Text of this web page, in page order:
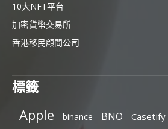
10大NFT平台
加密貨幣交易所
香港移民顧問公司
標籤
Apple binance BNO Casetify